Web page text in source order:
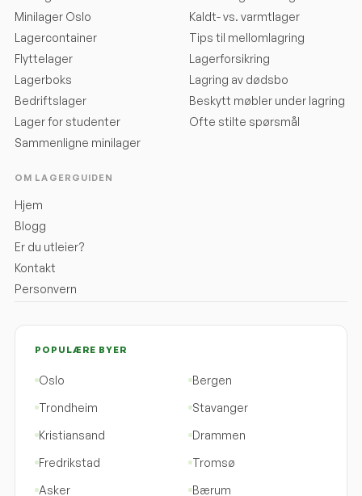
Minilager Oslo
Lagercontainer
Flyttelager
Lagerboks
Bedriftslager
Lager for studenter
Sammenligne minilager
Kaldt- vs. varmtlager
Tips til mellomlagring
Lagerforsikring
Lagring av dødsbo
Beskytt møbler under lagring
Ofte stilte spørsmål
OM LAGERGUIDEN
Hjem
Blogg
Er du utleier?
Kontakt
Personvern
POPULÆRE BYER
Oslo
Bergen
Trondheim
Stavanger
Kristiansand
Drammen
Fredrikstad
Tromsø
Asker
Bærum